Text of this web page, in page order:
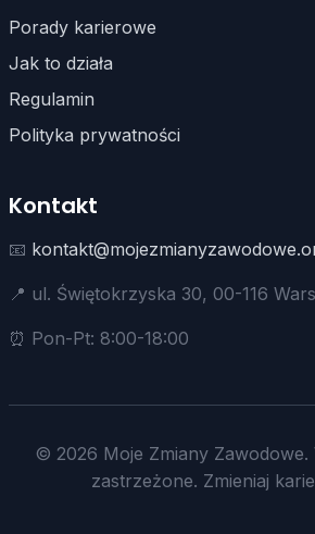
Porady karierowe
Jak to działa
Regulamin
Polityka prywatności
Kontakt
📧
📍 ul. Świętokrzyska 30, 00-116
⏰ Pon-Pt: 8:00-18:00
© 2026 Moje Zmiany Zawodowe.
zastrzeżone. Zmieniaj